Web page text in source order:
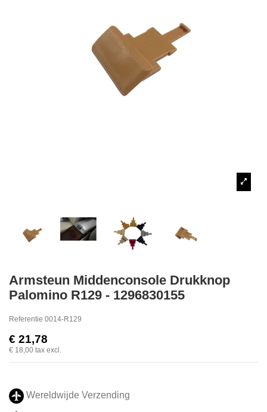
Armsteun Middenconsole Drukknop
Palomino R129 - 1296830155
Referentie 0014-R129
€ 21,78
€ 18,00 tax excl.
Wereldwijde Verzending